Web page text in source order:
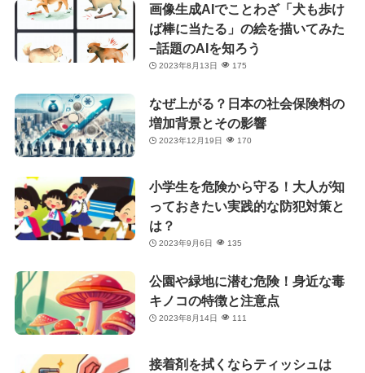
画像生成AIでことわざ「犬も歩け
ば棒に当たる」の絵を描いてみた
−話題のAIを知ろう
2023年8月13日 175
なぜ上がる？日本の社会保険料の
増加背景とその影響
2023年12月19日 170
小学生を危険から守る！大人が知
っておきたい実践的な防犯対策と
は？
2023年9月6日 135
公園や緑地に潜む危険！身近な毒
キノコの特徴と注意点
2023年8月14日 111
接着剤を拭くならティッシュは